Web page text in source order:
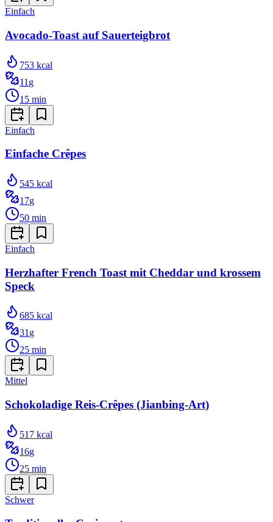
Einfach
Avocado-Toast auf Sauerteigbrot
753 kcal
11 g
15 min
Einfach
Einfache Crêpes
545 kcal
17g
50 min
Einfach
Herzhafter French Toast mit Cheddar und krossem
Speck
685 kcal
31g
25 min
Mittel
Schokoladige Reis-Crêpes (Jianbing-Art)
517 kcal
16g
25 min
Schwer